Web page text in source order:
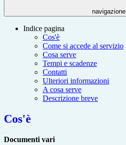
navigazione
Indice pagina
Cos'è
Come si accede al servizio
Cosa serve
Tempi e scadenze
Contatti
Ulteriori informazioni
A cosa serve
Descrizione breve
Cos'è
Documenti vari